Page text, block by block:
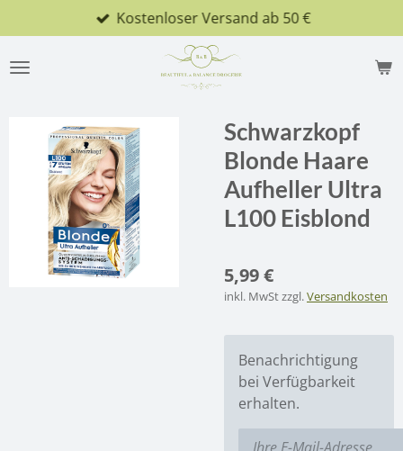
Hauptinhalt
springen
Kostenloser Versand ab 50 €
Schwarzkopf
Blonde Haare
Aufheller Ultra
L100 Eisblond
5,99 €
inkl. MwSt zzgl.Versandkosten
Benachrichtigung
bei Verfügbarkeit
erhalten.